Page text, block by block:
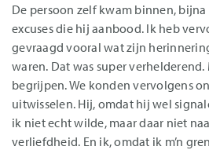
De persoon zelf kwam binnen,
excuses die hij aanbood. Ik heb
gevraagd vooral wat zijn
waren. Dat was super
begrijpen. We konden vervolgens
uitwisselen. Hij, omdat hij wel
ik niet echt wilde, maar daar niet
verliefdheid. En ik, omdat ik m’n